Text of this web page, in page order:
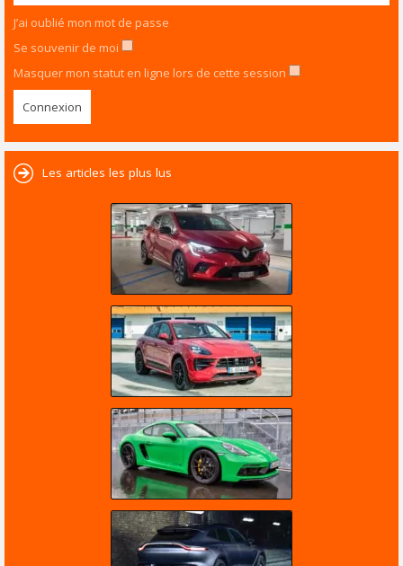
J’ai oublié mon mot de passe
Se souvenir de moi
Masquer mon statut en ligne lors de cette session
Les articles les plus lus